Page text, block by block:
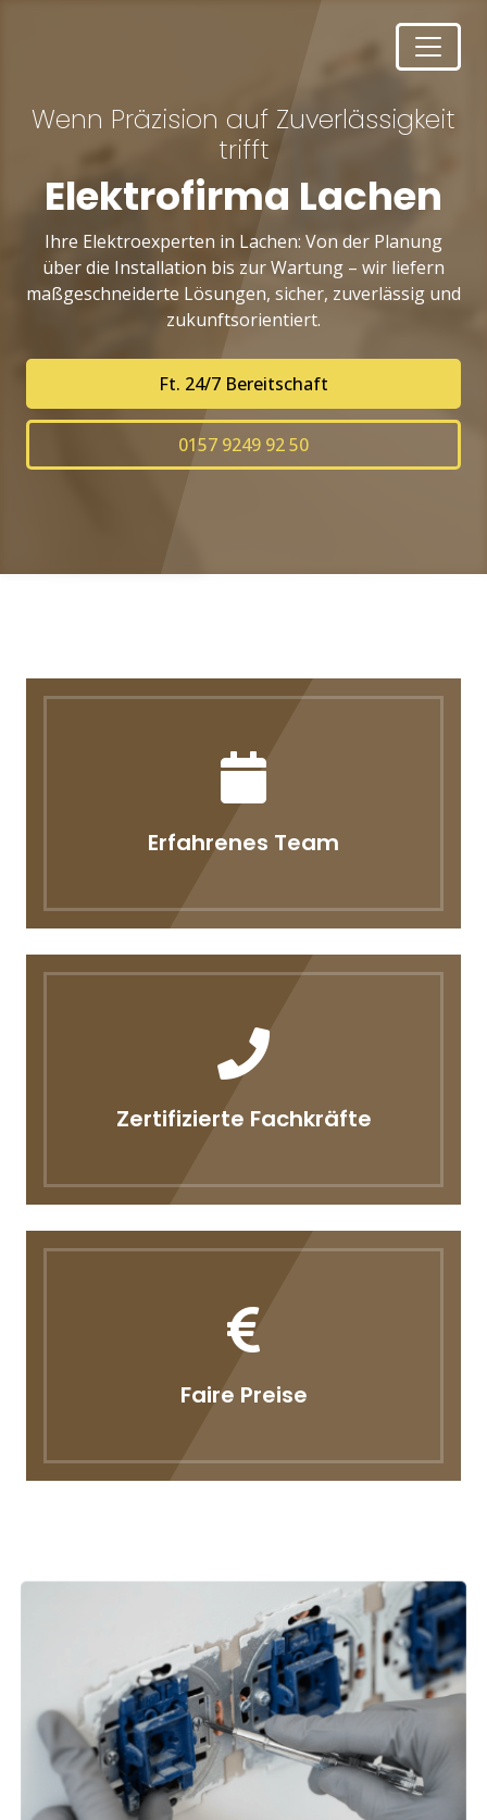
Wenn Präzision auf Zuverlässigkeit
trifft
Elektrofirma Lachen
Ihre Elektroexperten in Lachen: Von der Planung
über die Installation bis zur Wartung – wir liefern
maßgeschneiderte Lösungen, sicher, zuverlässig und
zukunftsorientiert.
Ft. 24/7 Bereitschaft
0157 9249 92 50
Erfahrenes Team
Zertifizierte Fachkräfte
Faire Preise